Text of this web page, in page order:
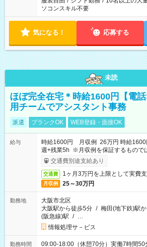
ソコンスキル不要
気になる！ 応募する
未読
ほぼ完全在宅＊時給1600円【電
用チームでアシスタント事務
派遣 ブランクOK WEB登録・面接OK
給与
時給1600円 月収例 26万円 時給1600
週+残業5h ※月収例を保証するもので
交通費別途支給あり
交通費 1ヶ月3万円を上限として実費
月収例 25～30万円
勤務地
大阪市北区
大阪駅から徒歩5分 / 梅田(地下鉄)駅
(阪急線)駅 / …
情報処理サ－ビス
勤務時間 09:00-18:00（休憩70分）実働7時間50